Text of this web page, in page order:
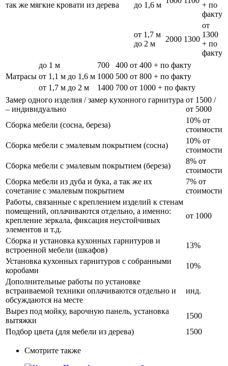
так же мягкие кровати из дерева
до 1,6 м
+ по
факту
от 1,7 м
до 2 м
2000 1300
от
1300
+ по
факту
Матрасы
до 1 м 700 400 от 400 + по факту
от 1,1 м до 1,6 м 1000 500 от 800 + по факту
от 1,7 м до 2 м
1400 700 от 1000 + по факту
Замер одного изделия / замер кухонного гарнитура
– индивидуально
от 1500 /
от 5000
Сборка мебели (сосна, береза)
10% от
стоимости
Сборка мебели с эмалевым покрытием (сосна)
10% от
стоимости
Сборка мебели с эмалевым покрытием (береза)
8% от
стоимости
Сборка мебели из дуба и бука, а так же их
сочетание с эмалевым покрытием
7% от
стоимости
Работы, связанные с креплением изделий к стенам
помещений, оплачиваются отдельно, а именно:
крепление зеркала, фиксация неустойчивых
элементов и т.д.
от 1000
Сборка и установка кухонных гарнитуров и
встроенной мебели (шкафов)
13%
Установка кухонных гарнитуров с собранными
коробами
10%
Дополнительные работы по установке
встраиваемой техники оплачиваются отдельно и
обсуждаются на месте
инд.
Вырез под мойку, варочную панель, установка
вытяжки
1500
Подбор цвета (для мебели из дерева)
1500
Смотрите также